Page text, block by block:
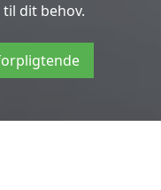
dit behov.